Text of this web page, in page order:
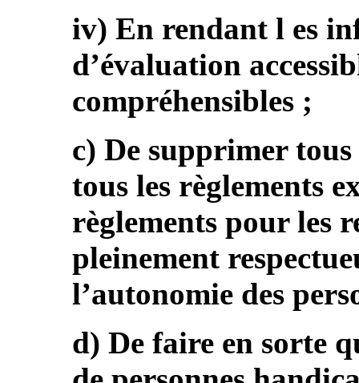
iv) En rendant l es
d’évaluation
compréhensibles ;
c) De supprimer
tous les règlements
règlements pour les
pleinement
l’autonomie des
d) De faire en sorte